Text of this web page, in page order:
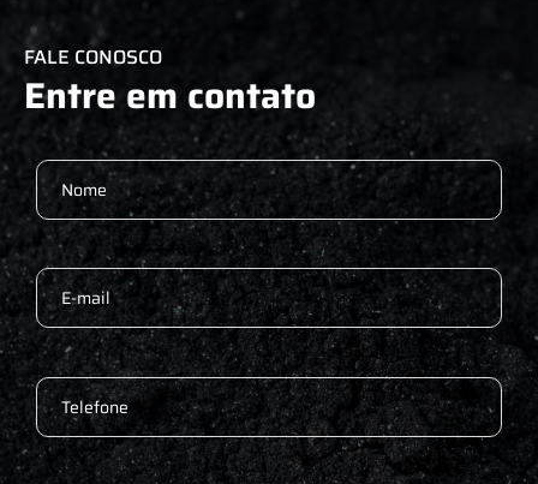
FALE CONOSCO
Entre em contato